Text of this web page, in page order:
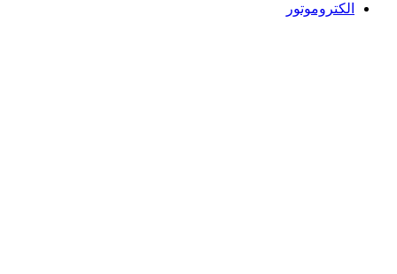
الکتروموتور